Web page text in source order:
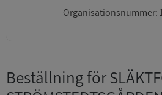
Organisationsnummer:
Beställning för